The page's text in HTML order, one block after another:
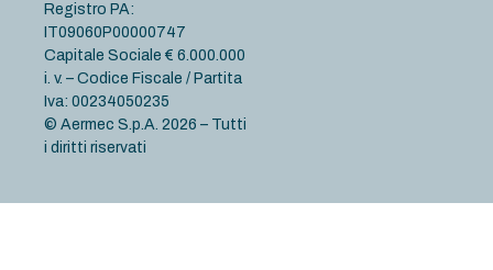
Registro PA:
IT09060P00000747
Capitale Sociale € 6.000.000
i. v. – Codice Fiscale / Partita
Iva: 00234050235
© Aermec S.p.A. 2026 – Tutti
i diritti riservati